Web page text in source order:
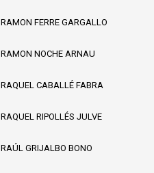
RAMON FERRE GARGALLO
RAMON NOCHE ARNAU
RAQUEL CABALLÉ FABRA
RAQUEL RIPOLLÉS JULVE
RAÚL GRIJALBO BONO